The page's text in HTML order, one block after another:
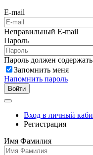
E-mail
Неправильный E-mail
Пароль
Пароль должен
Запомнить меня
Напомнить пароль
Войти
Вход в личный
Регистрация
Имя Фамилия